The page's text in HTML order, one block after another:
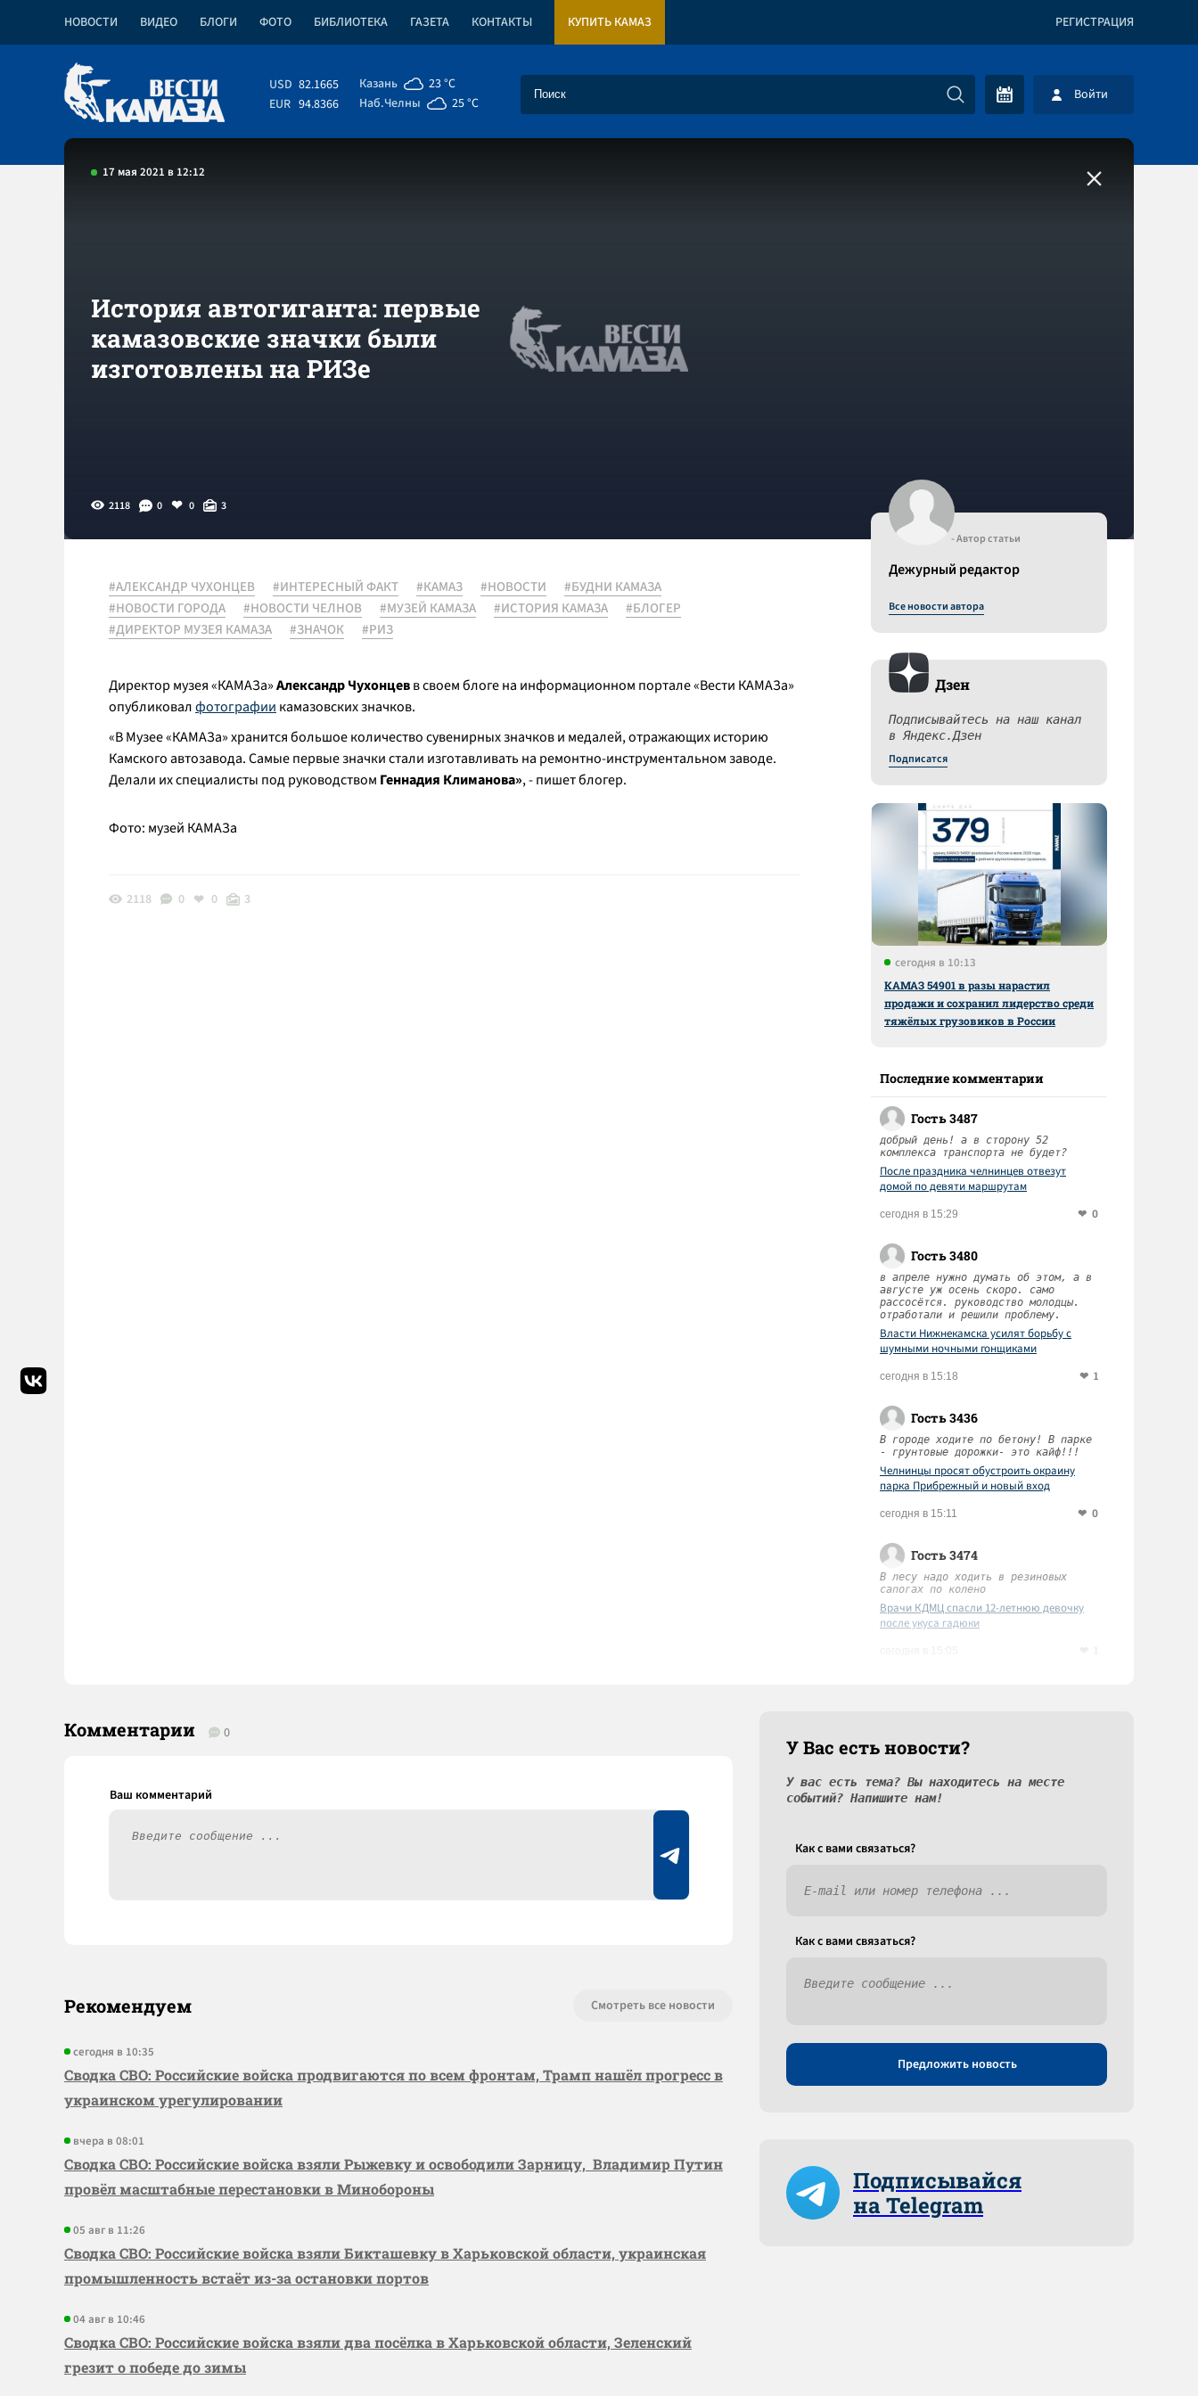
НОВОСТИ ВИДЕО БЛОГИ ФОТО БИБЛИОТЕКА ГАЗЕТА КОНТАКТЫ КУПИТЬ КАМАЗ РЕГИСТРАЦИЯ
USD 82.1665
EUR 94.8366
Казань
23 °C
Наб.Челны
25 °C Войти
17 мая 2021 в 12:12
История автогиганта: первые
камазовские значки были
изготовлены на РИЗе
2118 0 0 3
#АЛЕКСАНДР ЧУХОНЦЕВ #ИНТЕРЕСНЫЙ ФАКТ #КАМАЗ #НОВОСТИ
#БУДНИ КАМАЗА
#НОВОСТИ ГОРОДА
#НОВОСТИ ЧЕЛНОВ #МУЗЕЙ КАМАЗА #ИСТОРИЯ КАМАЗА
#БЛОГЕР
#ДИРЕКТОР МУЗЕЯ КАМАЗА
#ЗНАЧОК #РИЗ
Директор музея «КАМАЗа»Александр Чухонцевв своем блоге на информационном портале «Вести КАМАЗа»
опубликовалфотографии камазовских значков.
«В Музее «КАМАЗа» хранится большое количество сувенирных значков и медалей, отражающих историю
Камского автозавода. Самые первые значки стали изготавливать на ремонтно-инструментальном заводе.
Делали их специалисты под руководством Геннадия Климанова», - пишет блогер.
Фото: музей КАМАЗа
2118 0 0 3
- Автор статьи
Дежурный редактор
Все новости автора
Дзен
Подписывайтесь на наш канал
в Яндекс.Дзен
Подписатся
сегодня в 10:13
КАМАЗ 54901 в разы нарастил
продажи и сохранил лидерство среди
тяжёлых грузовиков в России
Последние комментарии
Гость 3487
добрый день! а в сторону 52
комплекса транспорта не будет?
После праздника челнинцев отвезут
домой по девяти маршрутам
сегодня в 15:29 0
Гость 3480
в апреле нужно думать об этом, а в
августе уж осень скоро. само
рассосётся. руководство молодцы.
отработали и решили проблему.
Власти Нижнекамска усилят борьбу с
шумными ночными гонщиками
сегодня в 15:18 1
Гость 3436
В городе ходите по бетону! В парке
- грунтовые дорожки- это кайф!!!
Челнинцы просят обустроить окраину
парка Прибрежный и новый вход
сегодня в 15:11 0
Гость 3474
В лесу надо ходить в резиновых
сапогах по колено
Врачи КДМЦ спасли 12-летнюю девочку
после укуса гадюки
Комментарии 0
Рекомендуем Смотреть все новости
сегодня в 10:35
Сводка СВО: Российские войска продвигаются по всем фронтам, Трамп нашёл прогресс в
украинском урегулировании
вчера в 08:01
Сводка СВО: Российские войска взяли Рыжевку и освободили Зарницу, Владимир Путин
провёл масштабные перестановки в Минобороны
05 авг в 11:26
Сводка СВО: Российские войска взяли Бикташевку в Харьковской области, украинская
промышленность встаёт из-за остановки портов
04 авг в 10:46
Сводка СВО: Российские войска взяли два посёлка в Харьковской области, Зеленский
грезит о победе до зимы
У Вас есть новости?
У вас есть тема? Вы находитесь на месте
событий? Напишите нам!
Как c вами связаться?
Как c вами связаться?
Предложить новость
Подписывайся
на Telegram